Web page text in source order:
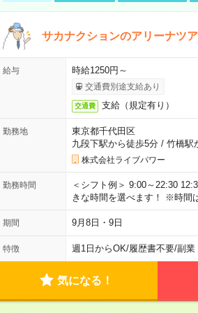
サカナクションのアリーナツ
給与 時給1250円～
交通費別途支給あり
交通費 支給（規定有り）
勤務地
東京都千代田区
九段下駅から徒歩5分/ 竹橋駅
株式会社ライブパワー
勤務時間
＜シフト例＞ 9:00～22:30
きな時間を選べます！ ※時間
期間 9月8日・9日
特徴 週1日からOK/履歴書不要/副業
気になる！